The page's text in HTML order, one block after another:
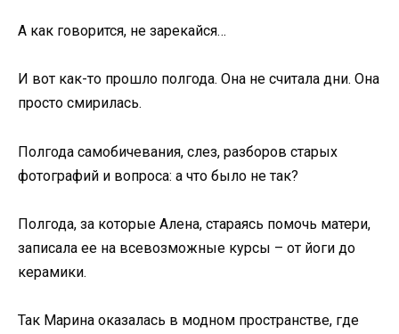
А как говорится, не зарекайся…
И вот как-то прошло полгода. Она не считала дни. Она
просто смирилась.
Полгода самобичевания, слез, разборов старых
фотографий и вопроса: а что было не так?
Полгода, за которые Алена, стараясь помочь матери,
записала ее на всевозможные курсы – от йоги до
керамики.
Так Марина оказалась в модном пространстве, где